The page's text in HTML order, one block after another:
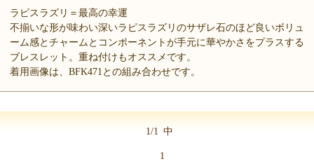
ラピスラズリ＝最高の幸運
不揃いな形が味わい深いラピスラズリのサザレ石のほど良いボリュ
ーム感とチャームとコンポーネントが手元に華やかさをプラスする
ブレスレット。重ね付けもオススメです。
着用画像は、BFK471との組み合わせです。
1/1 中
1